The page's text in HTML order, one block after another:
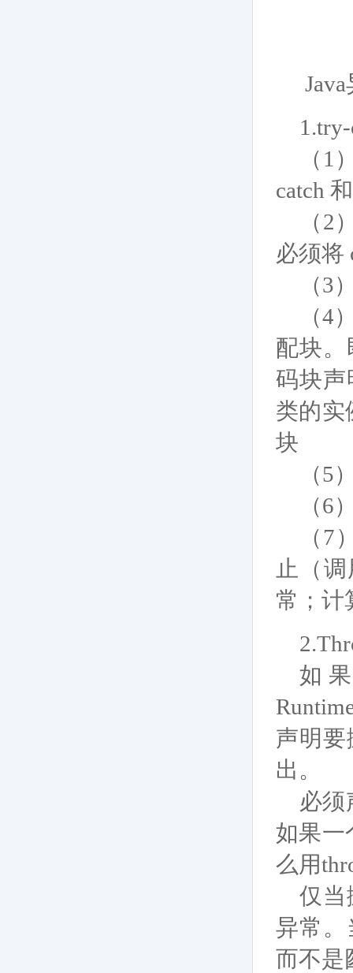
（1
catch
（2
必须将
（3
（4
配块。
码块声
类的实
块
（5
（6
（
止（
常；计
如
声明
出。
必须
如果一
么用
仅当
异常。
而不是